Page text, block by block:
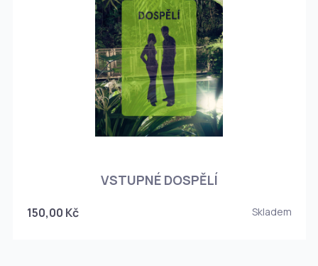
VSTUPNÉ DOSPĚLÍ
150,00 Kč Skladem